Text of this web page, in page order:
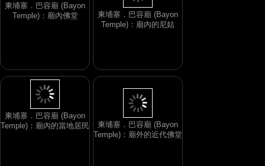
柬埔寨．巴容廟 (Bayon
Temple)：廟內佛堂
柬埔寨．巴容廟 (Bayon
Temple)：廟內的尼姑
柬埔寨．巴容廟 (Bayon
Temple)：廟內的當地居民
柬埔寨．巴容廟 (Bayon
Temple)：廟外的近代佛堂